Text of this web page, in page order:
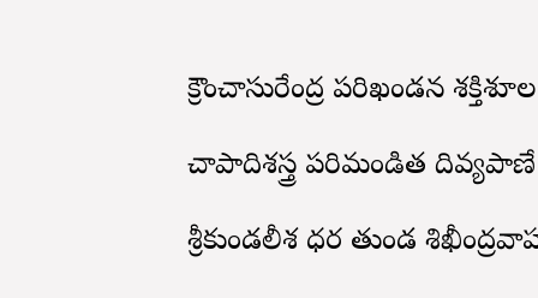
క్రౌంచాసురేంద్ర పరిఖండన శక్తిశూల
చాపాదిశస్త్ర పరిమండిత దివ్యపాణే
శ్రీకుండలీశ ధర తుండ